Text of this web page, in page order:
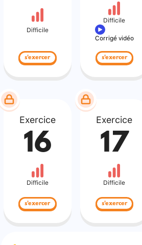
Difficile
s'exercer
Difficile
Corrigé vidéo
s'exercer
Exercice
16
Difficile
s'exercer
Exercice
17
Difficile
s'exercer